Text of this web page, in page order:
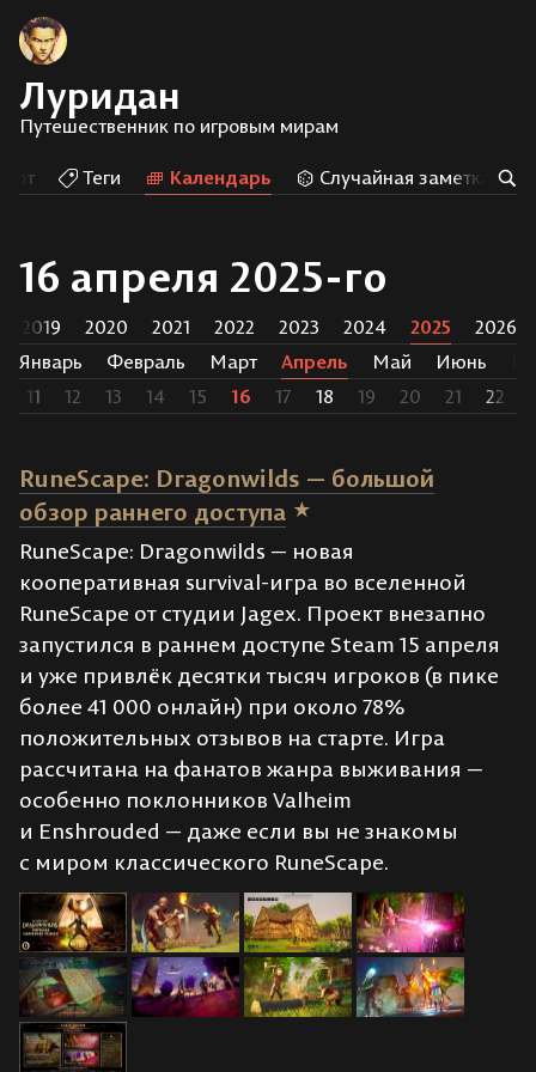
Луридан
Путешественник по игровым мирам
Арт Теги Календарь Случайная заметка
16 апреля 2025-го
2019 2020 2021 2022 2023 2024 2025
2026
Январь
Февраль Март Апрель Май Июнь
11 12 13 14 15 16 17 18 19 20 21 22
RuneScape: Dragonwilds — большой
обзор раннего доступа
RuneScape: Dragonwilds — новая
кооперативная survival-игра во вселенной
RuneScape от студии Jagex. Проект внезапно
запустился в раннем доступе Steam 15 апреля
и уже привлёк десятки тысяч игроков (в пике
более 41 000 онлайн) при около 78%
положительных отзывов на старте​. Игра
рассчитана на фанатов жанра выживания —
особенно поклонников Valheim
и Enshrouded — даже если вы не знакомы
с миром классического RuneScape.